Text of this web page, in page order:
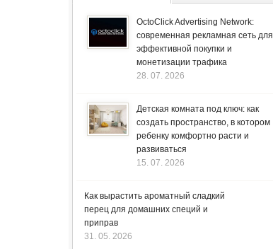
OctoClick Advertising Network:
современная рекламная сеть для
эффективной покупки и
монетизации трафика
28. 07. 2026
Детская комната под ключ: как
создать пространство, в котором
ребенку комфортно расти и
развиваться
15. 07. 2026
Как вырастить ароматный сладкий
перец для домашних специй и
приправ
31. 05. 2026